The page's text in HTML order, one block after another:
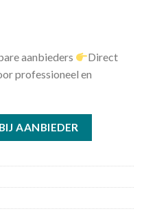
aanbieders
Direct
professioneel en
AANBIEDER